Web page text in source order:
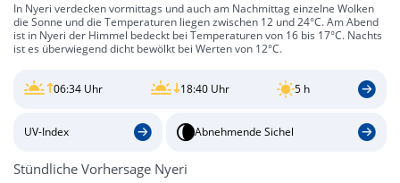
In Nyeri verdecken vormittags und auch am Nachmittag einzelne Wolken
die Sonne und die Temperaturen liegen zwischen 12 und 24°C. Am Abend
ist in Nyeri der Himmel bedeckt bei Temperaturen von 16 bis 17°C. Nachts
ist es überwiegend dicht bewölkt bei Werten von 12°C.
06:34 Uhr 18:40 Uhr 5 h
UV-Index Abnehmende Sichel
Stündliche Vorhersage Nyeri